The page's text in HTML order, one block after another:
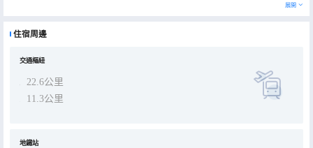
展開
住宿周邊
交通樞紐
22.6公里
11.3公里
地鐵站